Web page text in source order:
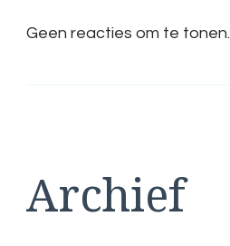
Geen reacties om te tonen.
Archief